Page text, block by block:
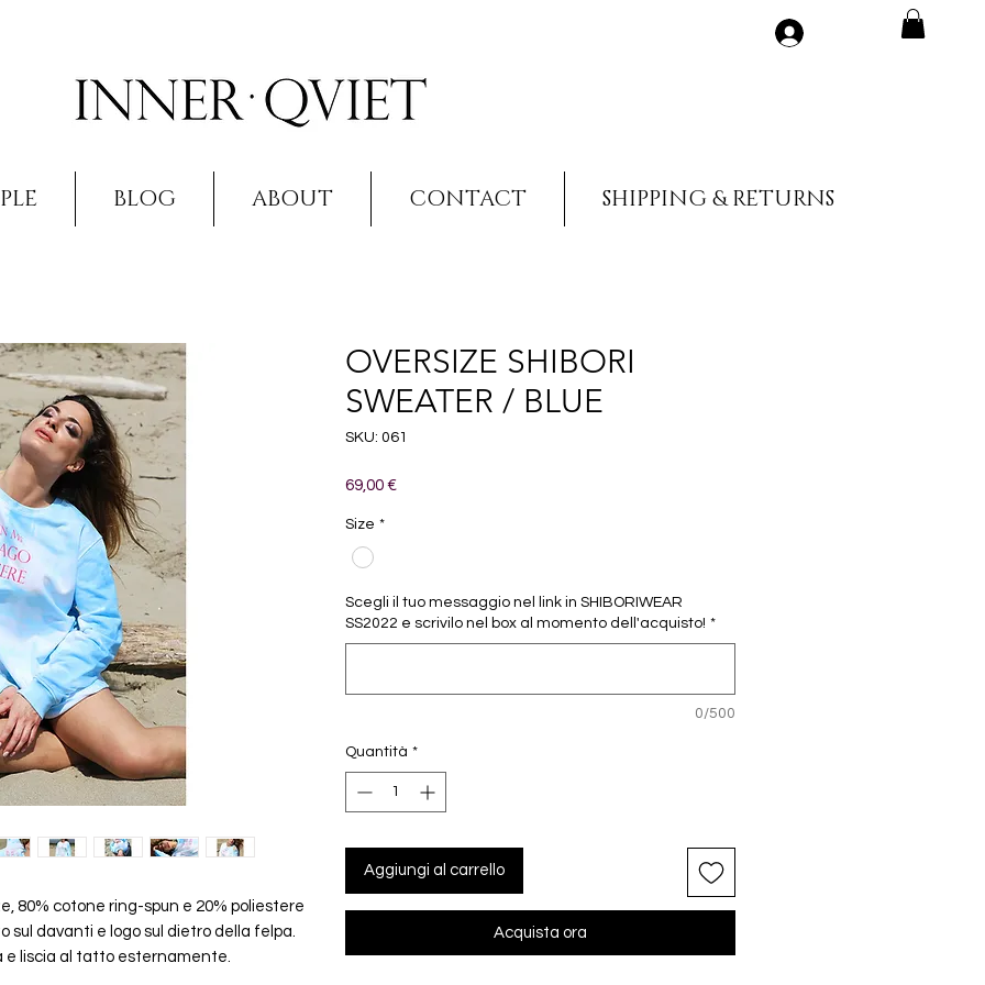
BLOG ABOUT CONTACT SHIPPING & RETURNS
80% cotone ring-spun e 20% poliestere
sul davanti e logo sul dietro della felpa.
liscia al tatto esternamente.
OVERSIZE SHIBORI
SWEATER / BLUE
SKU: 061
69,00 €Prezzo
Size *
Scegli il tuo messaggio nel link in SHIBORIWEAR
SS2022 e scrivilo nel box al momento dell'acquisto! *
0/500
Quantità *
Aggiungi al carrello
Acquista ora